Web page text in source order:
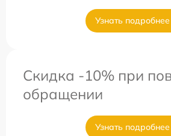
Узнать подробнее
Скидка -10% при
обращении
Узнать подробнее